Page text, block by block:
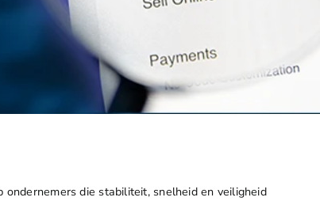
die stabiliteit, snelheid en veiligheid